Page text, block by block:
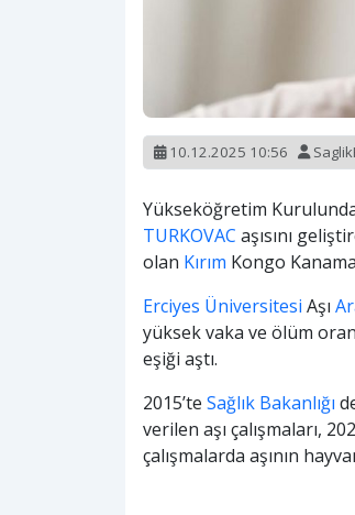
10.12.2025 10:56
Yükseköğretim
TURKOVAC aşısını
olan Kırım Kongo
Erciyes Üniversitesi Aşı
yüksek vaka ve ölüm
eşiği aştı.
2015’te Sağlık Bakanlığı
verilen aşı çalışmaları,
çalışmalarda aşının